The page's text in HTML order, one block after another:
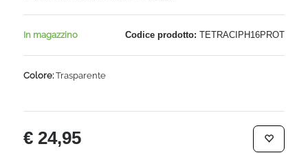
In magazzino Codice prodotto: TETRACIPH16PROT
Colore:Trasparente
€ 24,95